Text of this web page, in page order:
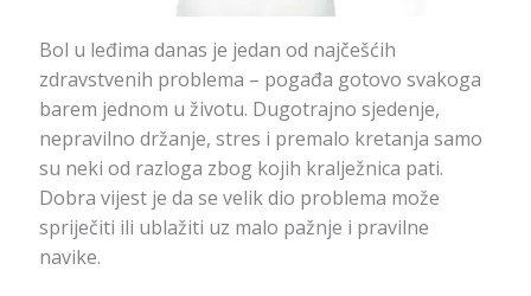
Bol u leđima danas je jedan od najčešćih
zdravstvenih problema – pogađa gotovo svakoga
barem jednom u životu. Dugotrajno sjedenje,
nepravilno držanje, stres i premalo kretanja samo
su neki od razloga zbog kojih kralježnica pati.
Dobra vijest je da se velik dio problema može
spriječiti ili ublažiti uz malo pažnje i pravilne
navike.